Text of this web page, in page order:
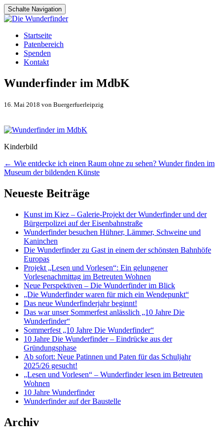
Schalte Navigation
Zum
Inhalt
springen
Startseite
Patenbereich
Spenden
Kontakt
Wunderfinder im MdbK
16. Mai 2018 von Buergerfuerleipzig
Kinderbild
Artikel-
Navigation
← Wie entdecke ich einen Raum ohne zu sehen? Wunder finden im
Museum der bildenden Künste
Neueste Beiträge
Kunst im Kiez – Galerie-Projekt der Wunderfinder und der
Bürgerpolizei auf der Eisenbahnstraße
Wunderfinder besuchen Hühner, Lämmer, Schweine und
Kaninchen
Die Wunderfinder zu Gast in einem der schönsten Bahnhöfe
Europas
Projekt „Lesen und Vorlesen“: Ein gelungener
Vorlesenachmittag im Betreuten Wohnen
Neue Perspektiven – Die Wunderfinder im Blick
„Die Wunderfinder waren für mich ein Wendepunkt“
Das neue Wunderfinderjahr beginnt!
Das war unser Sommerfest anlässlich „10 Jahre Die
Wunderfinder“
Sommerfest „10 Jahre Die Wunderfinder“
10 Jahre Die Wunderfinder – Eindrücke aus der
Gründungsphase
Ab sofort: Neue Patinnen und Paten für das Schuljahr
2025/26 gesucht!
„Lesen und Vorlesen“ – Wunderfinder lesen im Betreuten
Wohnen
10 Jahre Wunderfinder
Wunderfinder auf der Baustelle
Archiv